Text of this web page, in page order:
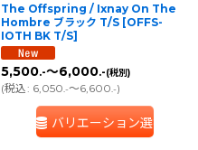
The Offspring / Ixnay On The
Hombre ブラック T/S [OFFS-
IOTH BK T/S]
5,500.-～6,000.-(税別)
(税込: 6,050.-～6,600.-)
バリエーション選択